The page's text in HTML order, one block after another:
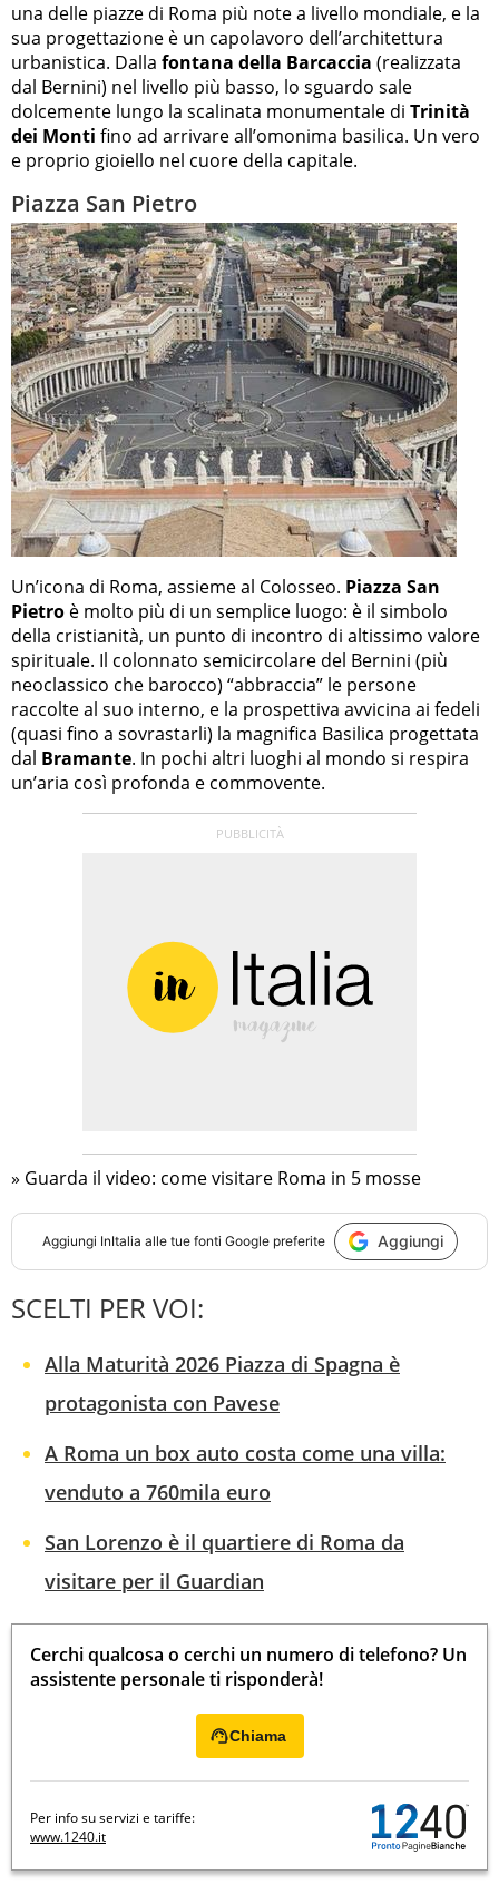
una delle piazze di Roma più note a livello mondiale, e la
sua progettazione è un capolavoro dell’architettura
urbanistica. Dalla fontana della Barcaccia (realizzata
dal Bernini) nel livello più basso, lo sguardo sale
dolcemente lungo la scalinata monumentale di Trinità
dei Monti fino ad arrivare all’omonima basilica. Un vero
e proprio gioiello nel cuore della capitale.
Piazza San Pietro
Un’icona di Roma, assieme al Colosseo. Piazza San
Pietro è molto più di un semplice luogo: è il simbolo
della cristianità, un punto di incontro di altissimo valore
spirituale. Il colonnato semicircolare del Bernini (più
neoclassico che barocco) “abbraccia” le persone
raccolte al suo interno, e la prospettiva avvicina ai fedeli
(quasi fino a sovrastarli) la magnifica Basilica progettata
dal Bramante. In pochi altri luoghi al mondo si respira
un’aria così profonda e commovente.
» Guarda il video: come visitare Roma in 5 mosse
Aggiungi InItalia alle tue fonti Google preferite Aggiungi
SCELTI PER VOI:
Alla Maturità 2026 Piazza di Spagna è
protagonista con Pavese
A Roma un box auto costa come una villa:
venduto a 760mila euro
San Lorenzo è il quartiere di Roma da
visitare per il Guardian
Cerchi qualcosa o cerchi un numero di telefono? Un
assistente personale ti risponderà!
Chiama
Per info su servizi e tariffe:
www.1240.it